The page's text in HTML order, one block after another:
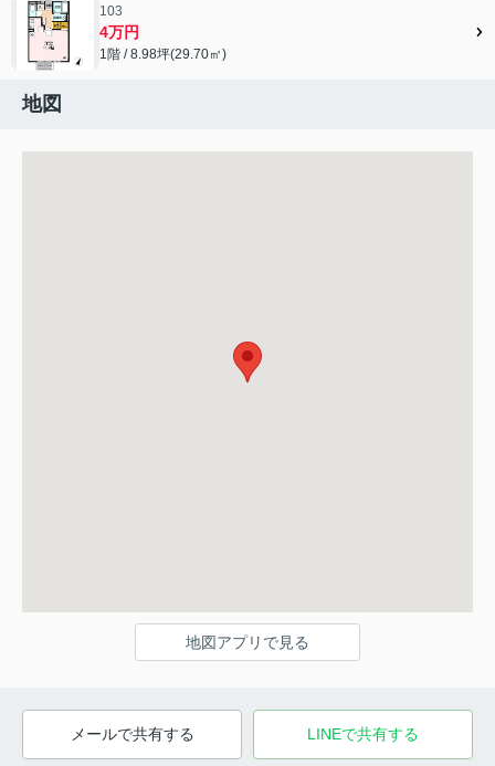
103
4万円
1階 / 8.98坪(29.70㎡)
地図
地図アプリで見る
メールで共有する LINEで共有する